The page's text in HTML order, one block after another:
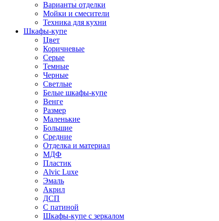
Варианты отделки
Мойки и смесители
Техника для кухни
Шкафы-купе
Цвет
Коричневые
Серые
Темные
Черные
Светлые
Белые шкафы-купе
Венге
Размер
Маленькие
Большие
Средние
Отделка и материал
МДФ
Пластик
Alvic Luxe
Эмаль
Акрил
ДСП
С патиной
Шкафы-купе с зеркалом